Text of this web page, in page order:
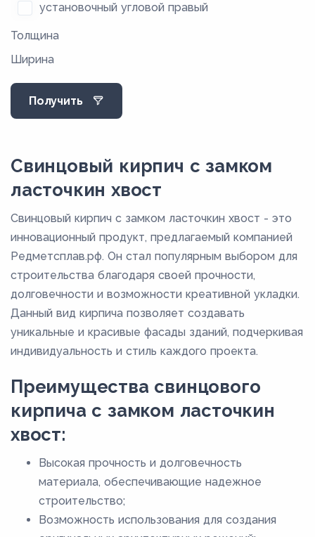
установочный угловой правый
Толщина
Ширина
Получить
Свинцовый кирпич с замком
ласточкин хвост
Свинцовый кирпич с замком ласточкин хвост - это
инновационный продукт, предлагаемый компанией
Редметсплав.рф. Он стал популярным выбором для
строительства благодаря своей прочности,
долговечности и возможности креативной укладки.
Данный вид кирпича позволяет создавать
уникальные и красивые фасады зданий, подчеркивая
индивидуальность и стиль каждого проекта.
Преимущества свинцового
кирпича с замком ласточкин
хвост:
Высокая прочность и долговечность
материала, обеспечивающие надежное
строительство;
Возможность использования для создания